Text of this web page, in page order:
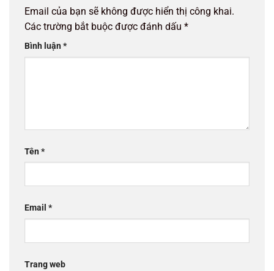
Email của bạn sẽ không được hiển thị công khai.
Các trường bắt buộc được đánh dấu *
Bình luận*
Tên*
Email *
Trang web